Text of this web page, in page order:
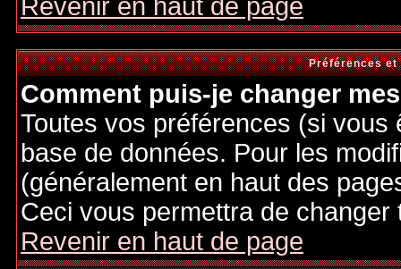
Revenir en haut de page
Préférences
Comment puis-je changer
Toutes vos préférences (si
base de données. Pour les
(généralement en haut des
Ceci vous permettra de
Revenir en haut de page